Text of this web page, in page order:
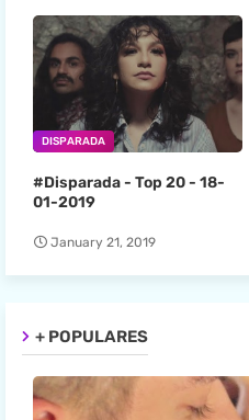
DISPARADA
#Disparada - Top 20 - 18-
01-2019
January 21, 2019
+ POPULARES